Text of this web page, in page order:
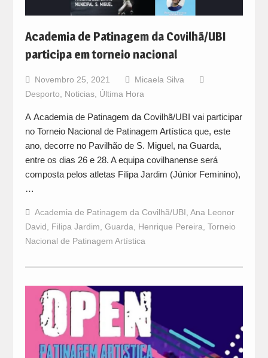
Academia de Patinagem da Covilhã/UBI
participa em torneio nacional
Novembro 25, 2021
Micaela Silva
Desporto, Noticias, Última Hora
A Academia de Patinagem da Covilhã/UBI vai participar
no Torneio Nacional de Patinagem Artística que, este
ano, decorre no Pavilhão de S. Miguel, na Guarda,
entre os dias 26 e 28. A equipa covilhanense será
composta pelos atletas Filipa Jardim (Júnior Feminino),
…
Academia de Patinagem da Covilhã/UBI, Ana Leonor
David, Filipa Jardim, Guarda, Henrique Pereira, Torneio
Nacional de Patinagem Artística